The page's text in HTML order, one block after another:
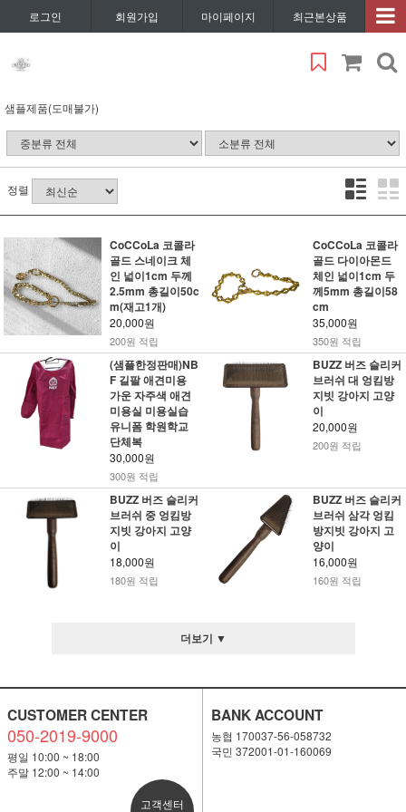
로그인 회원가입 마이페이지 최근본상품
샘플제품(도매불가)
정렬
CoCCoLa 코콜라
골드 스네이크 체
인 넓이1cm 두께
2.5mm 총길이50c
m(재고1개)
20,000원
200원 적립
CoCCoLa 코콜라
골드 다이아몬드
체인 넓이1cm 두
께5mm 총길이58
cm
35,000원
350원 적립
(샘플한정판매)NB
F 길팔 애견미용
가운 자주색 애견
미용실 미용실습
유니폼 학원학교
단체복
30,000원
300원 적립
BUZZ 버즈 슬리커
브러쉬 대 엉킴방
지빗 강아지 고양
이
20,000원
200원 적립
BUZZ 버즈 슬리커
브러쉬 중 엉킴방
지빗 강아지 고양
이
18,000원
180원 적립
BUZZ 버즈 슬리커
브러쉬 삼각 엉킴
방지빗 강아지 고
양이
16,000원
160원 적립
더보기 ▼
CUSTOMER CENTER
050-2019-9000
평일 10:00 ~ 18:00
주말 12:00 ~ 14:00
고객센터
BANK ACCOUNT
농협 170037-56-058732
국민 372001-01-160069